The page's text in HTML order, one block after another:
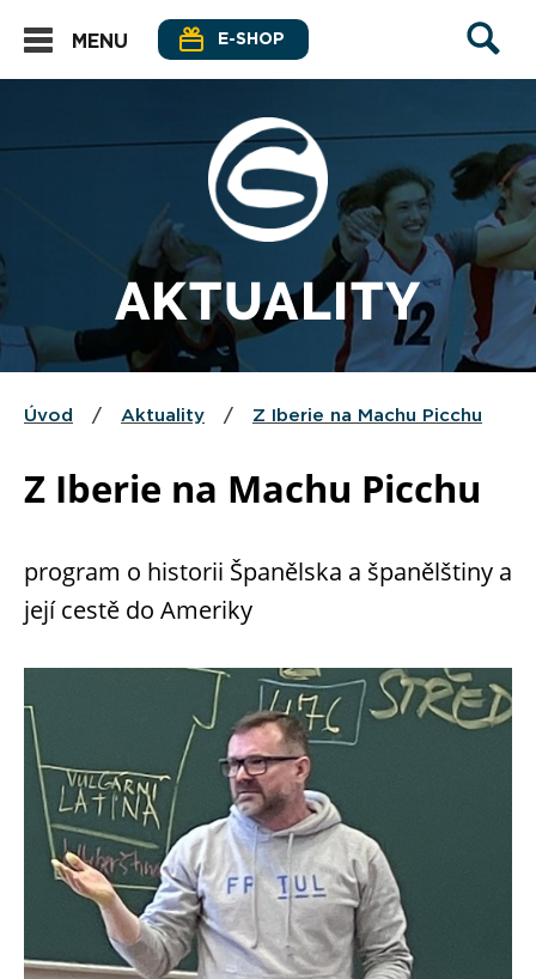
MENU E-SHOP
AKTUALITY
Úvod / Aktuality / Z Iberie na Machu Picchu
Z Iberie na Machu Picchu
program o historii Španělska a španělštiny a
její cestě do Ameriky